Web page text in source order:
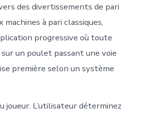
des divertissements de pari
à pari classiques,
progressive où toute
un poulet passant une voie
première selon un système
joueur. L’utilisateur déterminez